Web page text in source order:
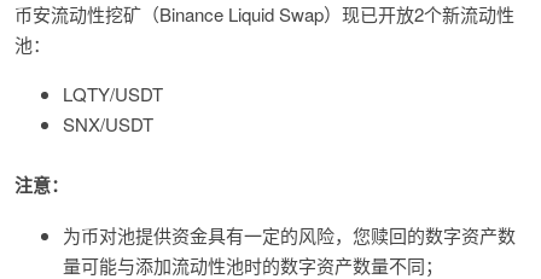
币安流动性挖矿（Binance Liquid Swap）现已开放2个新流动性
池：
LQTY/USDT
SNX/USDT
注意：
为币对池提供资金具有一定的风险，您赎回的数字资产数
量可能与添加流动性池时的数字资产数量不同；